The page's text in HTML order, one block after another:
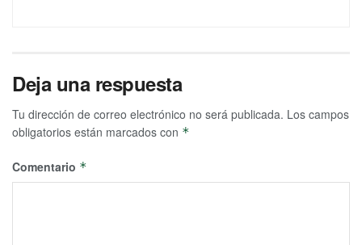
Deja una respuesta
Tu dirección de correo electrónico no será publicada. Los campos
obligatorios están marcados con *
Comentario *